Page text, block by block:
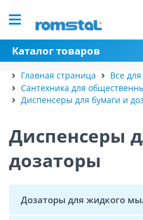
Каталог товаров
Главная страница
Все
Сантехника для
Диспенсеры для бумаги и
Диспенсеры
дозаторы
Дозаторы для жидкого